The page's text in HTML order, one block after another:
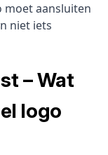
moet aansluiten
niet iets
– Wat
logo